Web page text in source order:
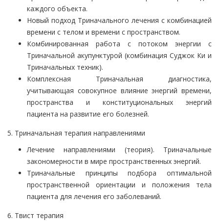
каждого объекта.
Новый подход Триначального лечения с комбинацией
времени с телом и времени с пространством.
Комбинированная работа с потоком энергии с
Триначальной акупунктурой (комбинация Суджок Ки и
Триначальных техник).
Комплексная Триначальная диагностика,
учитывающая совокупное влияние энергий времени,
пространства и конституциональных энергий
пациента на развитие его болезней.
5. Триначальная терапия направлениями
Лечение направлениями (теория). Триначальные
закономерности в мире пространственных энергий.
Триначальные принципы подбора оптимальной
пространственной ориентации и положения тела
пациента для лечения его заболеваний.
6. Твист терапия